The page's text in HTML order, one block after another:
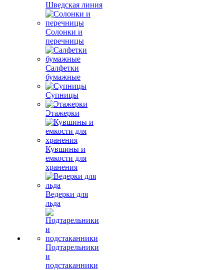
Шведская линия
Солонки и
перечницы
Салфетки
бумажные
Супницы
Этажерки
Кувшины и
емкости для
хранения
Ведерки для
льда
Подтарельники
и
подстаканники